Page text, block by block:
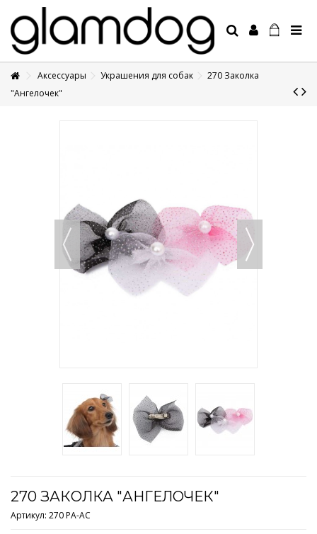
+7 495 1250410
Аксессуары Украшения для собак
270 Заколка
"Ангелочек"
270 ЗАКОЛКА "АНГЕЛОЧЕК"
Артикул: 270 PA-AC